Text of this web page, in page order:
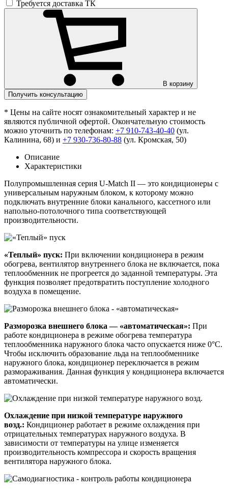
Требуется доставка ТК
В корзину
Получить консультацию
* Цены на сайте носят ознакомительный характер и не
являются публичной офертой. Окончательную стоимость
можно уточнить по телефонам: +7 910-743-40-40 (ул.
Калинина, 68) и +7 930-736-80-88 (ул. Кромская, 50)
Описание
Характеристики
Полупромышленная серия U-Match II — это кондиционеры с
универсальным наружным блоком, к которому можно
подключать внутренние блоки канального, кассетного или
напольно-потолочного типа соответствующей
производительности.
«Теплый» пуск: При включении кондиционера в режим
обогрева, вентилятор внутреннего блока не включается, пока
теплообменник не прогреется до заданной температуры. Эта
функция позволяет предотвратить поступление холодного
воздуха в помещение.
Разморозка внешнего блока — «автоматическая»: При
работе кондиционера в режиме обогрева температура
теплообменника наружного блока часто опускается ниже 0°С.
Чтобы исключить образование льда на теплообменнике
наружного блока, кондиционер переключается в режим
размораживания. Данная функция у кондиционера включается
автоматически.
Охлаждение при низкой температуре наружного
возд.: Кондиционер работает в режиме охлаждения при
отрицательных температурах наружного воздуха. В
зависимости от температуры на улице изменяется
производительность компрессора и скорость вращения
вентилятора наружного блока.